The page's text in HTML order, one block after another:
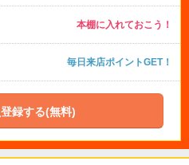
本棚に入れておこう！
毎日来店ポイントGET！
録する(無料)